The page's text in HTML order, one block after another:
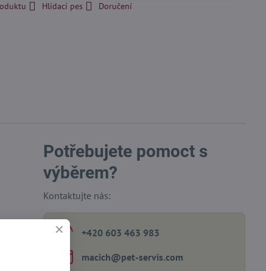
Hlídací pes Doručení
Potřebujete pomoct s
výběrem?
Kontaktujte nás:
+420 603 463 983
macich​@pet-servis​.com